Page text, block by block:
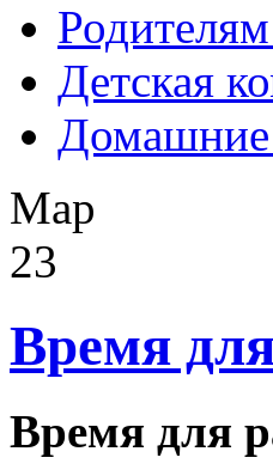
Детская
Мар
23
Время
Время для